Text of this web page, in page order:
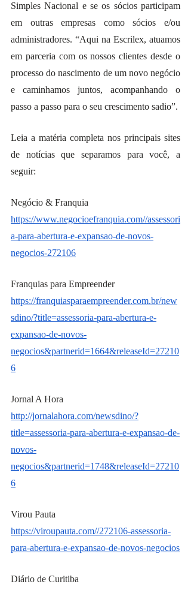
Simples Nacional e se os sócios participam
em outras empresas como sócios e/ou
administradores. “Aqui na Escrilex, atuamos
em parceria com os nossos clientes desde o
processo do nascimento de um novo negócio
e caminhamos juntos, acompanhando o
passo a passo para o seu crescimento sadio”.
Leia a matéria completa nos principais sites
de notícias que separamos para você, a
seguir:
Negócio & Franquia
https://www.negocioefranquia.com//assessori
a-para-abertura-e-expansao-de-novos-
negocios-272106
Franquias para Empreender
https://franquiasparaempreender.com.br/new
sdino/?title=assessoria-para-abertura-e-
expansao-de-novos-
negocios&partnerid=1664&releaseId=27210
6
Jornal A Hora
http://jornalahora.com/newsdino/?
title=assessoria-para-abertura-e-expansao-de-
novos-
negocios&partnerid=1748&releaseId=27210
6
Virou Pauta
https://viroupauta.com//272106-assessoria-
para-abertura-e-expansao-de-novos-negocios
Diário de Curitiba